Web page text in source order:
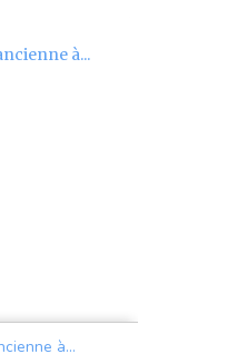
à...